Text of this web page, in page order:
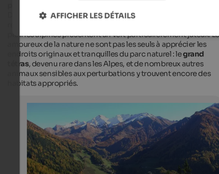
The trees have golden colours down in the valley,
Peter is already surrounded by snow-covered
Touismusverein Ahrntal - Jens Kurzke
Dolomites, mais tout aussi impressionnant. Les hivers dans
prairies alpines présentent un vert particulièrement juteux.
amoureux de la nature ne sont pas les seuls à apprécier les
endroits originaux et tranquilles du parc naturel : legrand
tétras, devenu rare dans les Alpes, et de nombreux autres
animaux sensibles aux perturbations y trouvent encore des
habitats appropriés.
AFFICHER LES DÉTAILS